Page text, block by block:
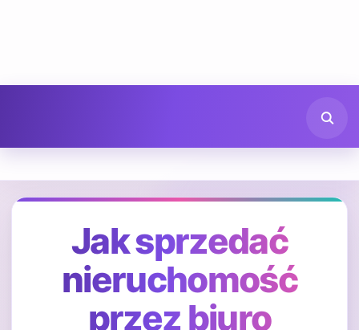
Jak sprzedać
nieruchomość
przez biuro